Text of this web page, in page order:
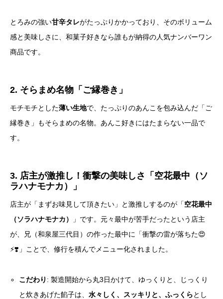
とろみの強い甘辛タレがたっぷりかかっており、そのボリューム
感と美味しさに、和菓子好きなら誰もが納得の人気ナンバーワン
商品です。
2. そらまめ名物「ご縁巻き」
モチモチとした薄い生地で、たっぷりのあんこを包み込んだ「ご
縁巻き」もそらまめの名物。あんこ好きにはたまらない一品で
す。
3. 店主が激推し！衝撃の美味しさ「空花最中（ソ
ラハナモナカ）」
店主が「まずお味見して頂きたい」と激推しするのが「空花最中
（ソラハナモナカ）
」です。元々最中が苦手だったという店主
が、兄（和泉屋三代目）の作った最中に「衝撃の雷が落ちた😍
⚡️❣️」ことで、修行を積んでメニュー化されました。
こだわり : 製造開始から丸3日かけて、ゆっくりと、じっくり
と炊きあげた餡子は、水々しく、スッキリと、ふっくらとし